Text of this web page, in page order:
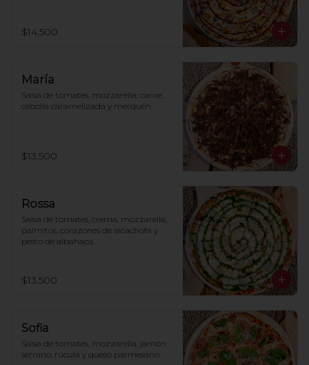
$14.500
María
Salsa de tomates, mozzarella, carne,
cebolla caramelizada y merquén.
$13.500
Rossa
Salsa de tomates, crema, mozzarella,
palmitos, corazones de alcachofa y
pesto de albahaca.
$13.500
Sofia
Salsa de tomates, mozzarella, jamón
serrano, rúcula y queso parmesano.